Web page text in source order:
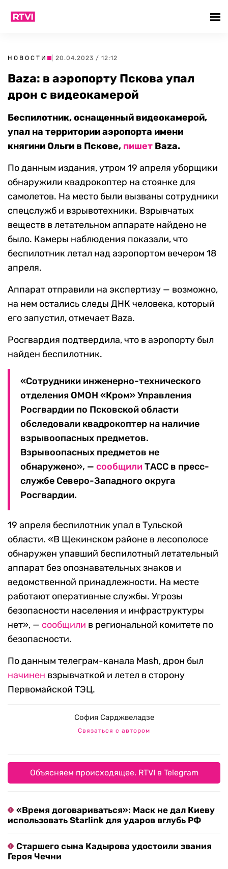
НОВОСТИ | 20.04.2023 / 12:12
Baza: в аэропорту Пскова упал
дрон с видеокамерой
Беспилотник, оснащенный видеокамерой,
упал на территории аэропорта имени
княгини Ольги в Пскове, пишет Baza.
По данным издания, утром 19 апреля уборщики
обнаружили квадрокоптер на стоянке для
самолетов. На место были вызваны сотрудники
спецслужб и взрывотехники. Взрывчатых
веществ в летательном аппарате найдено не
было. Камеры наблюдения показали, что
беспилотник летал над аэропортом вечером 18
апреля.
Аппарат отправили на экспертизу — возможно,
на нем остались следы ДНК человека, который
его запустил, отмечает Baza.
Росгвардия подтвердила, что в аэропорту был
найден беспилотник.
«Сотрудники инженерно-технического
отделения ОМОН «Кром» Управления
Росгвардии по Псковской области
обследовали квадрокоптер на наличие
взрывоопасных предметов.
Взрывоопасных предметов не
обнаружено», — сообщилиТАСС в пресс-
службе Северо-Западного округа
Росгвардии.
19 апреля беспилотник упал в Тульской
области. «В Щекинском районе в лесополосе
обнаружен упавший беспилотный летательный
аппарат без опознавательных знаков и
ведомственной принадлежности. На месте
работают оперативные службы. Угрозы
безопасности населения и инфраструктуры
нет», — сообщили в региональной комитете по
безопасности.
По данным телеграм-канала Mash, дрон был
начинен взрывчаткой и летел в сторону
Первомайской ТЭЦ.
София Сарджвеладзе
Связаться с автором
Объясняем происходящее. RTVI в Telegram
«Время договариваться»: Маск не дал Киеву
использовать Starlink для ударов вглубь РФ
Старшего сына Кадырова удостоили звания
Героя Чечни